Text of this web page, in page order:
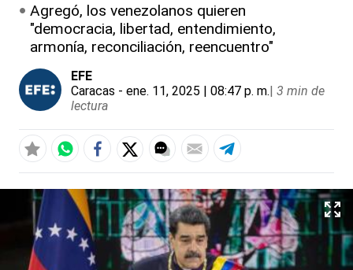
Agregó, los venezolanos quieren
"democracia, libertad, entendimiento,
armonía, reconciliación, reencuentro"
EFE
Caracas - ene. 11, 2025 | 08:47 p. m.| 3 min de
lectura